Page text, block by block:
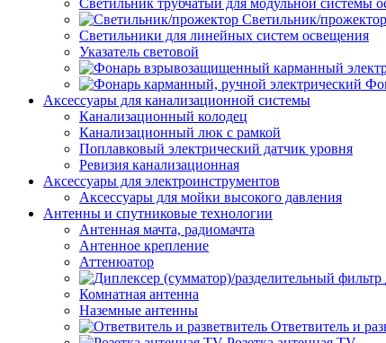
Светильник трубчатый для модульной системы
Светильник/прожектор
Светильники для линейных систем освещения
Указатель световой
Аксессуары для канализационной системы
Канализационный колодец
Канализационный люк с рамкой
Поплавковый электрический датчик уровня
Ревизия канализационная
Аксессуары для электроинструментов
Аксессуары для мойки высокого давления
Антенны и спутниковые технологии
Антенная мачта, радиомачта
Антенное крепление
Аттенюатор
Комнатная антенна
Наземные антенны
Ответвитель и